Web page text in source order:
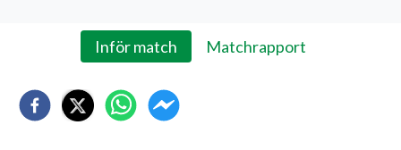
Inför match Matchrapport